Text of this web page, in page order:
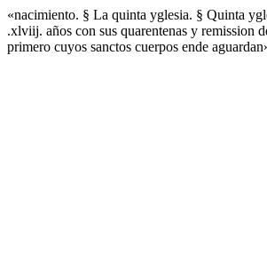
«nacimiento. § La quinta yglesia. § Quinta
.xlviij. años con sus quarentenas y remission
primero cuyos sanctos cuerpos ende